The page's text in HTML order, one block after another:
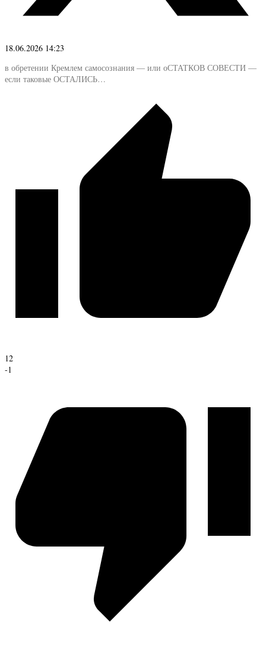
18.06.2026 14:23
в обретении Кремлем самосознания — или оСТАТКОВ СОВЕСТИ —
если таковые ОСТАЛИСЬ…
12
-1